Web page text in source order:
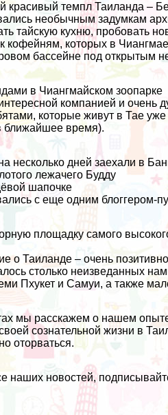
красивый темпл Таиланда –
необычным задумкам
тайскую кухню, пробовать
кофейням, которых в
бассейне под открытым
в Чиангмайском зоопарке
компанией и
которые живут в Тае
ближайшее время).
несколько дней заехали в
лежачего Будду
шапочке
с еще одним блоггером-
площадку самого
о Таиланде – очень
столько неизведанных
Пхукет и Самуи, а также
мы расскажем о нашем
сознательной жизни в
оторваться.
наших новостей,